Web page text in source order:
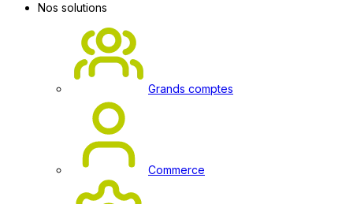
Nos solutions
Grands comptes
Commerce